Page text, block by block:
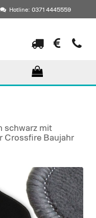
Hotline: 0371 4445559
schwarz mit
Crossfire Baujahr